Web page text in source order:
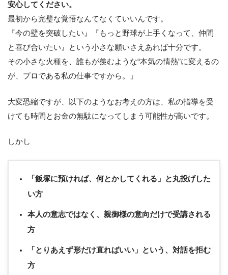
安心してください。
最初から完璧な覚悟なんてなくていいんです。
『今の壁を突破したい』『もっと野球が上手くなって、仲間
と喜び合いたい』という小さな願いさえあれば十分です。
その小さな火種を、誰もが羨むような“本気の情熱”に変えるの
が、プロである私の仕事ですから。」
大変恐縮ですが、以下のようなお考えの方は、私の指導を受
けても時間とお金の無駄になってしまう可能性が高いです。
しかし
「飯塚に預ければ、何とかしてくれる」と丸投げした
い方
本人の意志ではなく、親御様の意向だけで受講される
方
「とりあえず形だけ直ればいい」という、対話を拒む
方